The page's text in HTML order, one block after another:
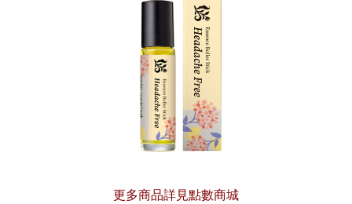
更多商品詳見點數商城